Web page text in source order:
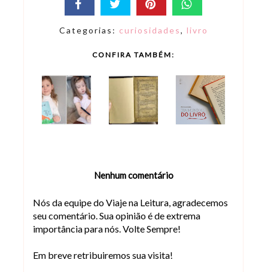
Categorias: curiosidades, livro
CONFIRA TAMBÉM:
Nenhum comentário
Nós da equipe do Viaje na Leitura, agradecemos
seu comentário. Sua opinião é de extrema
importância para nós. Volte Sempre!
Em breve retribuiremos sua visita!